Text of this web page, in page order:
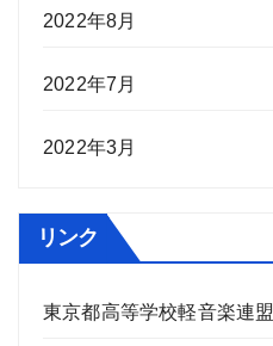
2022年8月
2022年7月
2022年3月
リンク
東京都高等学校軽音楽連盟